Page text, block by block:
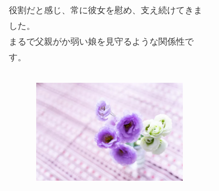
役割だと感じ、常に彼女を慰め、支え続けてきま
した。
まるで父親がか弱い娘を見守るような関係性で
す。